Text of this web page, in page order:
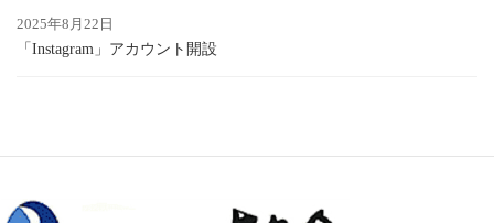
2025年8月22日
「Instagram」アカウント開設